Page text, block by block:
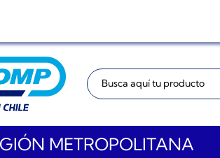
Buscar:
METROPOLITANA